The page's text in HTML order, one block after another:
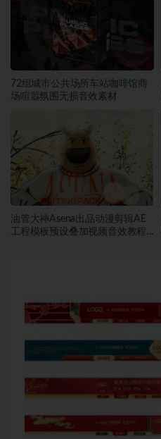
72组城市公共场所车站咖啡馆商
场喧嚣氛围无损音效素材
油管大神Asena出品动漫剪辑AE
工程模板预设叠加视频音效教程